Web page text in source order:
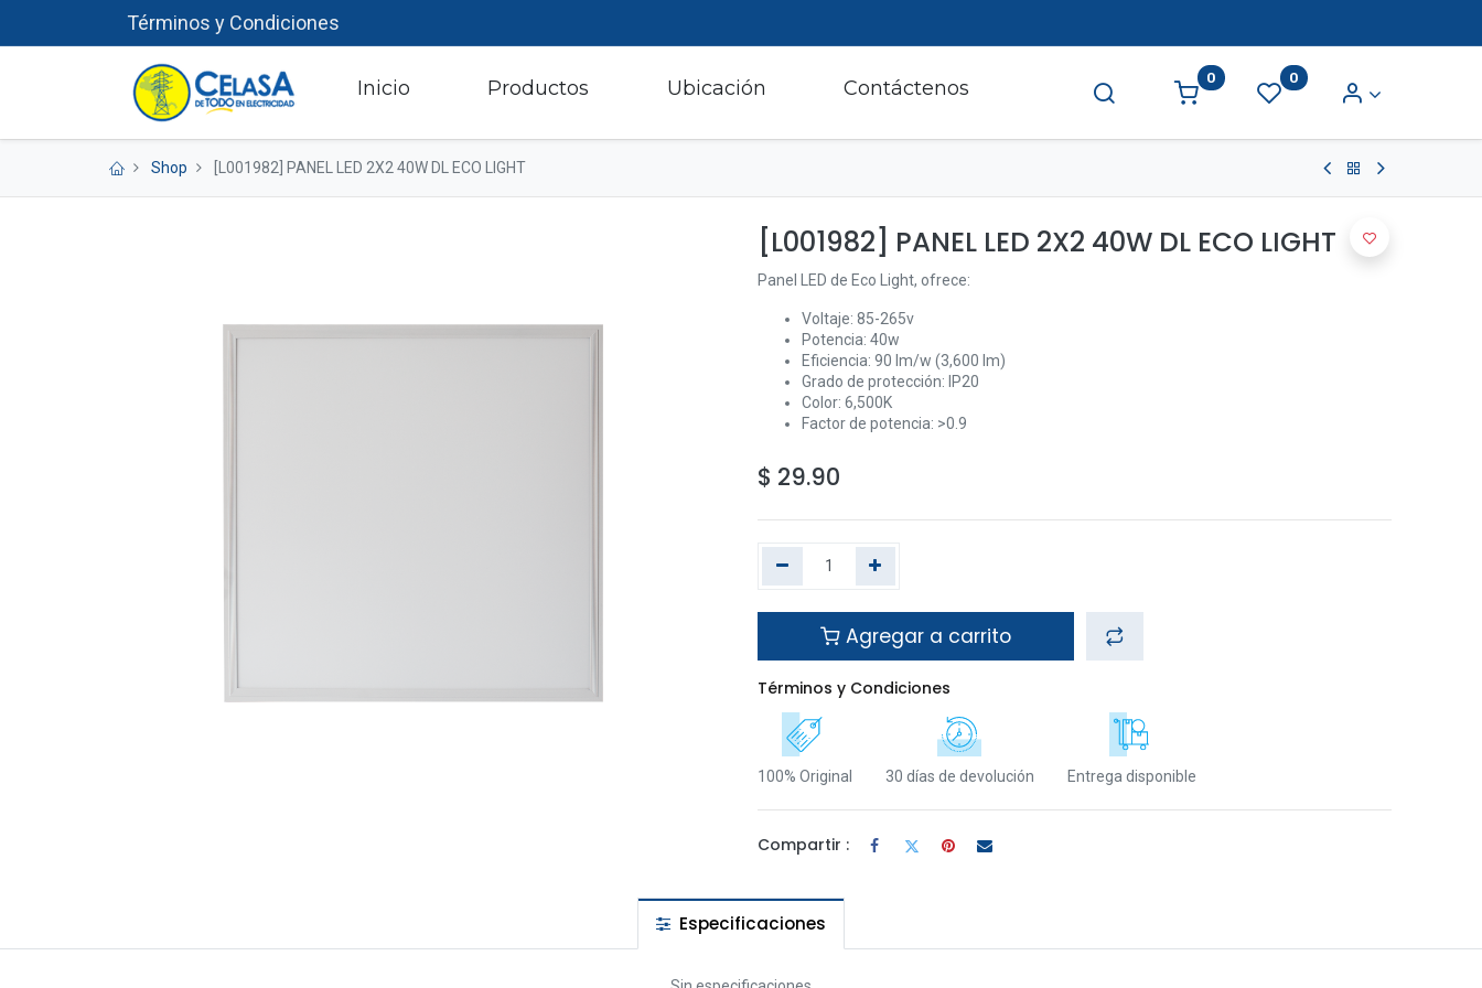
Términos y Condiciones
Inicio Productos Ubicación Contáctenos 0 0
Shop [L001982] PANEL LED 2X2 40W DL ECO LIGHT
[L001982] PANEL LED 2X2 40W DL ECO LIGHT
Panel LED de Eco Light, ofrece:
Voltaje: 85-265v
Potencia: 40w
Eficiencia: 90 lm/w (3,600 lm)
Grado de protección: IP20
Color: 6,500K
Factor de potencia: >0.9
$ 29.90
Agregar a carrito
Términos y Condiciones
100% Original 30 días de devolución Entrega disponible
Compartir :
Especificaciones